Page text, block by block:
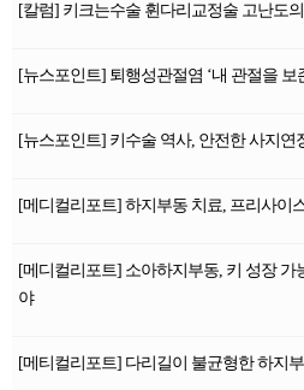
[칼럼] 키크는수술 휜다리교정술 고난도
[뉴스포인트] 퇴행성관절염 ‘내 관절을 보
[뉴스포인트] 키수술 역사, 안전한 사지연
[메디컬리포트] 하지부동 치료, 프리사이
[메디컬리포트] 소아하지부동, 키 성장 가
야
[메티컬리포트] 다리길이 불균형한 하지